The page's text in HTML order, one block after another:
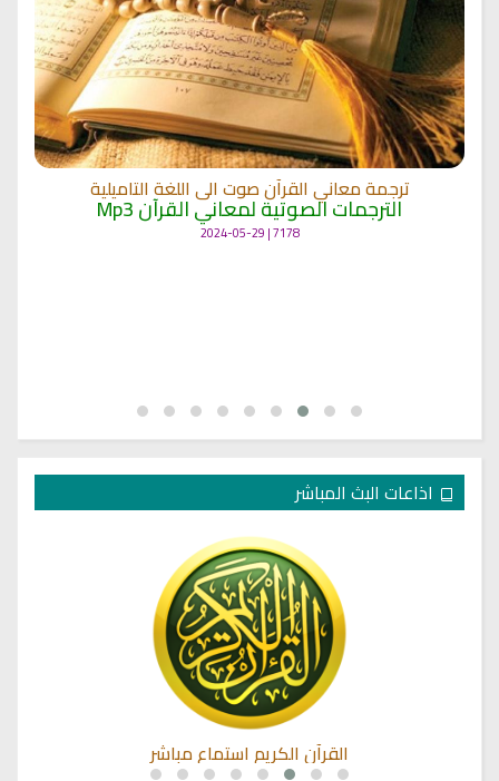
ترجمة معاني القرآن صوت الى اللغة التاميلية
الترجمات الصوتية لمعاني القرآن Mp3
7178 | 2024-05-29
اذاعات البث المباشر
القرآن الكريم استماع مباشر